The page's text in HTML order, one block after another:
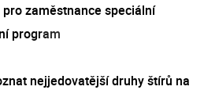
zaměstnance speciální
program
nejjedovatější druhy štírů na